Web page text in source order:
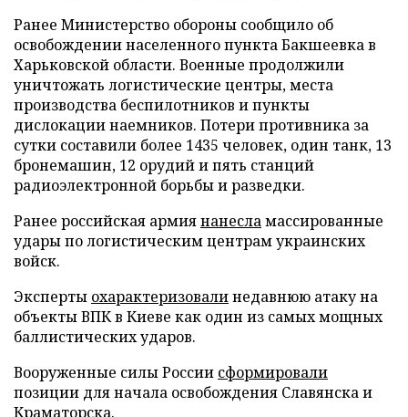
Ранее Министерство обороны сообщило об
освобождении населенного пункта Бакшеевка в
Харьковской области. Военные продолжили
уничтожать логистические центры, места
производства беспилотников и пункты
дислокации наемников. Потери противника за
сутки составили более 1435 человек, один танк, 13
бронемашин, 12 орудий и пять станций
радиоэлектронной борьбы и разведки.
Ранее российская армиянанесламассированные
удары по логистическим центрам украинских
войск.
Эксперты охарактеризовалинедавнюю атаку на
объекты ВПК в Киеве как один из самых мощных
баллистических ударов.
Вооруженные силы России сформировали
позиции для начала освобождения Славянска и
Краматорска.